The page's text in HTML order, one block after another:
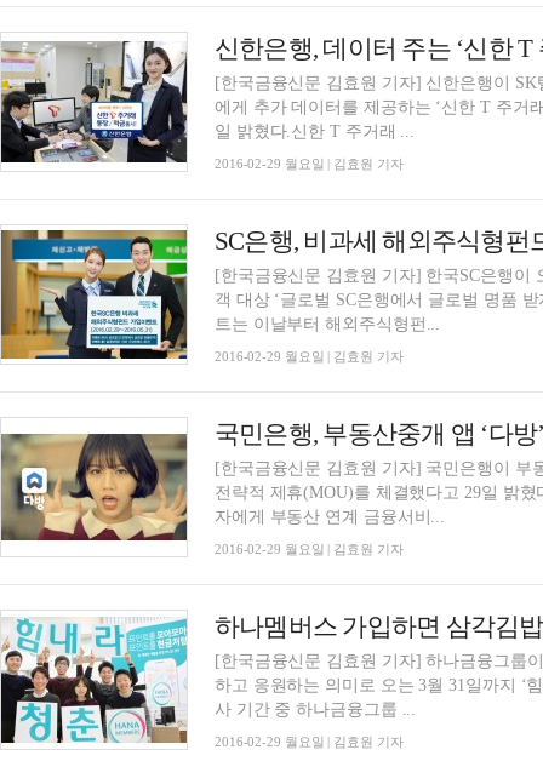
신한은행, 데이터 주는 ‘신한 T
[한국금융신문 김효원 기자] 신한은행이
에게 추가 데이터를 제공하는 ‘신한 T 주거
일 밝혔다.신한 T 주거래 ...
2016-02-29 월요일 | 김효원 기자
SC은행, 비과세 해외주식형펀
[한국금융신문 김효원 기자] 한국SC은행이
객 대상 ‘글로벌 SC은행에서 글로벌 명품
트는 이날부터 해외주식형펀...
2016-02-29 월요일 | 김효원 기자
국민은행, 부동산중개 앱 ‘다방
[한국금융신문 김효원 기자] 국민은행이 부
전략적 제휴(MOU)를 체결했다고 29일 밝
자에게 부동산 연계 금융서비...
2016-02-29 월요일 | 김효원 기자
하나멤버스 가입하면 삼각김
[한국금융신문 김효원 기자] 하나금융그룹
하고 응원하는 의미로 오는 3월 31일까지 ‘
사 기간 중 하나금융그룹 ...
2016-02-29 월요일 | 김효원 기자